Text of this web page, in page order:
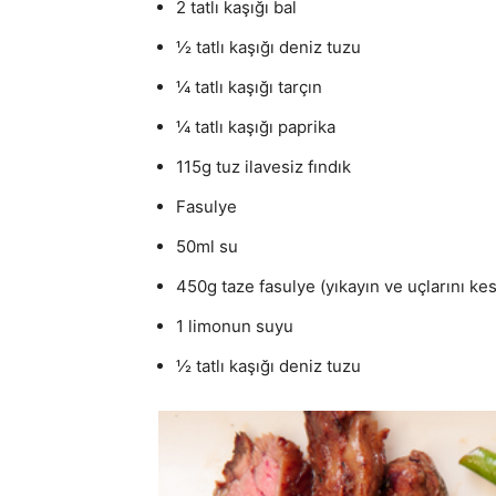
2 tatlı kaşığı bal
½ tatlı kaşığı deniz tuzu
¼ tatlı kaşığı tarçın
¼ tatlı kaşığı paprika
115g tuz ilavesiz fındık
Fasulye
50ml su
450g taze fasulye (yıkayın ve uçlarını
1 limonun suyu
½ tatlı kaşığı deniz tuzu